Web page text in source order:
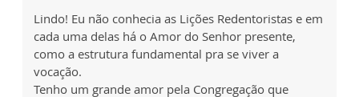
Lindo! Eu não conhecia as Lições Redentoristas e em
cada uma delas há o Amor do Senhor presente,
como a estrutura fundamental pra se viver a
vocação.
Tenho um grande amor pela Congregação que